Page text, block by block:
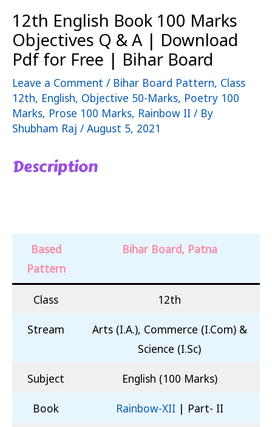
12th English Book 100 Marks
Objectives Q & A | Download
Pdf for Free | Bihar Board
Leave a Comment / Bihar Board Pattern, Class
12th, English, Objective 50-Marks, Poetry 100
Marks, Prose 100 Marks, Rainbow II / By
Shubham Raj /August 5, 2021
Description
Based
Pattern
Bihar Board, Patna
Class 12th
Stream
Arts (I.A.), Commerce (I.Com) &
Science (I.Sc)
Subject English (100 Marks)
Book Rainbow-XII | Part- II